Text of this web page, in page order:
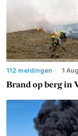
112 meldingen 1 Aug
Brand op berg in